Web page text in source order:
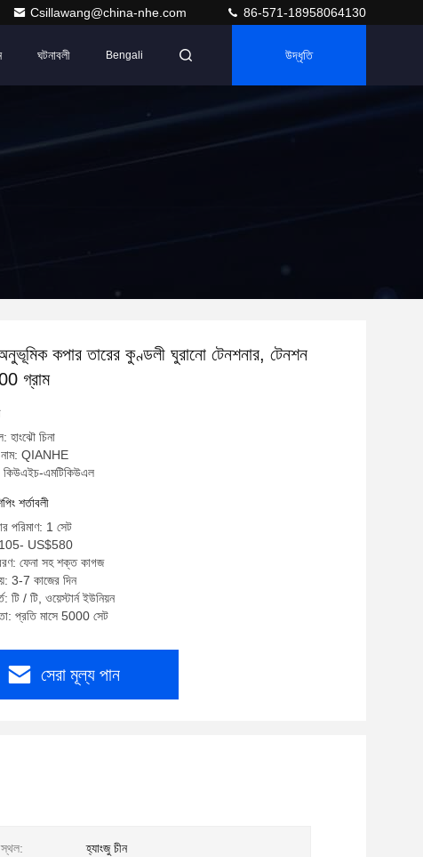
Csillawang@china-nhe.com 86-571-18958064130
ঘটনাবলী Bengali উদ্ধৃতি
কপার তারের কুণ্ডলী ঘুরানো টেনশনার, টেনশন
গ্রাম
হাংঝৌ চিনা
নাম: QIANHE
কিউএইচ-এমটিকিউএল
শর্তাবলী
পরিমাণ: 1 সেট
US$580
ফেনা সহ শক্ত কাগজ
3-7 কাজের দিন
টি / টি, ওয়েস্টার্ন ইউনিয়ন
প্রতি মাসে 5000 সেট
সেরা মূল্য পান
হ্যাংজু চীন